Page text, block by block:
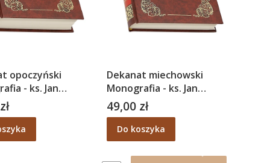
opoczyński
- ks. Jan
Dekanat miechowski
Monografia - ks. Jan
Wiśniewski
Cena
49,00 zł
Do koszyka